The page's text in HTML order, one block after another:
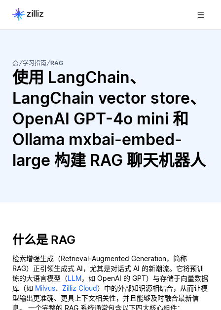
学习指南 RAG
使用 LangChain、
LangChain vector store、
OpenAI GPT-4o mini 和
Ollama mxbai-embed-
large 构建 RAG 聊天机器人
什么是 RAG
检索增强生成（Retrieval-Augmented Generation，简称
RAG）正引领生成式 AI，尤其是对话式 AI 的新潮流。它将预训
练的大语言模型（LLM，如 OpenAI 的 GPT）与存储于向量数据
库（如 Milvus、 Zilliz Cloud）中的外部知识源相结合，从而让模
型输出更准确、更具上下文相关性，并且能够及时融合最新信
息。 一个完整的 RAG 系统通常包含以下四大核心组件：